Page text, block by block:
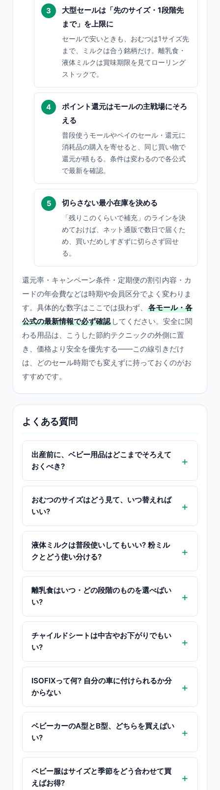
大型セールは「先のサイズ・1段階先
まで」を上限に
セールで安いときも、おむつは1サイズ先
まで、ミルクは合う銘柄だけ。離乳食・
液体ミルクは賞味期限を見てローリング
ストックで。
ポイント還元はモールの主戦場にそろ
える
普段使うモールやペイのセール・還元に
消耗品の購入を寄せると、同じ買い物で
還元が積もる。条件は変わるので各公式
で最新を確認。
切らさない最小在庫を決める
「残りこのくらいで補充」のラインを決
めておけば、ネット通販で数日で届くた
め、買いだめしすぎずに切らさず回せ
る。
還元率・キャンペーン条件・定期便の割引内容・カ
ードの年会費などは時期や会員区分でよく変わりま
す。具体的な数字はここでは扱わず、
各モール・各
公式の最新情報で必ず確認 してください。安全に関
わる用品は、こうした節約テクニックの外側に置
き、価格より安全を優先する——この線引きだけ
は、どのセール時期でも変えずに持っておくのがお
すすめです。
よくある質問
出産前に、ベビー用品はどこまでそろえて
おくべき?
おむつのサイズはどう見て、いつ替えれば
いい?
液体ミルクは普段使いしてもいい? 粉ミル
クとどう使い分ける?
離乳食はいつ・どの段階のものを選べばい
い?
チャイルドシートは中古やお下がりでもい
い?
ISOFIXって何? 自分の車に付けられるか分
からない
ベビーカーのA型とB型、どちらを買えばい
い?
ベビー服はサイズと季節をどう合わせて買
えばお得?